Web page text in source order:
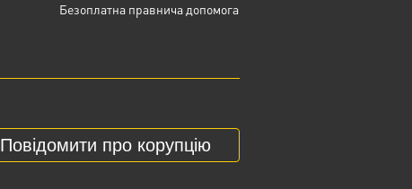
Безоплатна правнича допомога
Повідомити про корупцію